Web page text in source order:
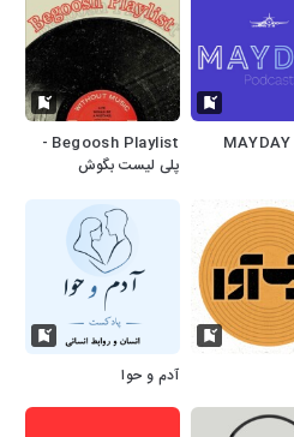
Begoosh Playlist -
پلی لیست بگوش
آدم و حوا